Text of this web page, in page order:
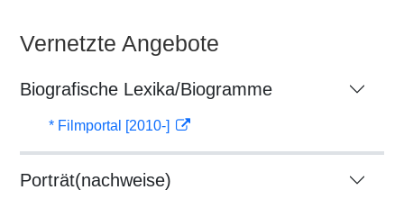
Vernetzte Angebote
Biografische Lexika/Biogramme
* Filmportal [2010-]
Porträt(nachweise)